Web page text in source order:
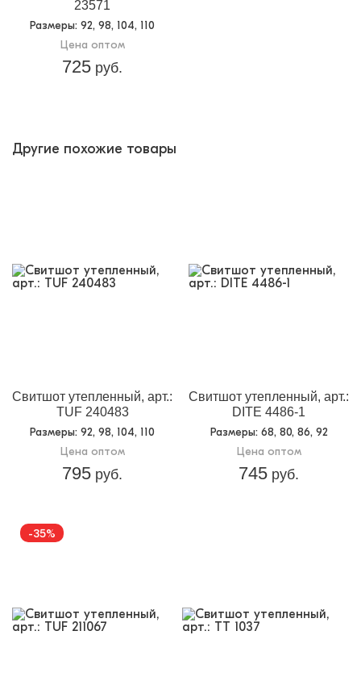
23571
Размеры: 92, 98, 104, 110
Цена оптом
725 руб.
Другие похожие товары
Свитшот утепленный, арт.:
TUF 240483
Размеры: 92, 98, 104, 110
Цена оптом
795 руб.
Свитшот утепленный, арт.:
DITE 4486-1
Размеры: 68, 80, 86, 92
Цена оптом
745 руб.
-35%